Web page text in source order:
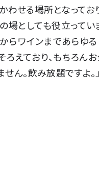
わせる場所となってお
場としても役立ってい
らワインまであらゆ
ろえており、もちろん
せん。飲み放題ですよ。」